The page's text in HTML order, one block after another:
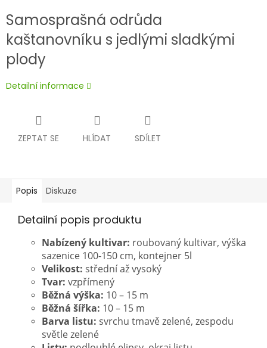
Samosprašná odrůda
kaštanovníku s jedlými sladkými
plody
Detailní informace
ZEPTAT SE HLÍDAT SDÍLET
Popis Diskuze
Detailní popis produktu
Nabízený kultivar: roubovaný kultivar, výška
sazenice 100-150 cm, kontejner 5l
Velikost: střední ažvysoký
Tvar: vzpřímený
Běžná výška: 10 – 15 m
Běžná šířka: 10– 15 m
Barva listu: svrchu tmavě zelené, zespodu
světle zelené